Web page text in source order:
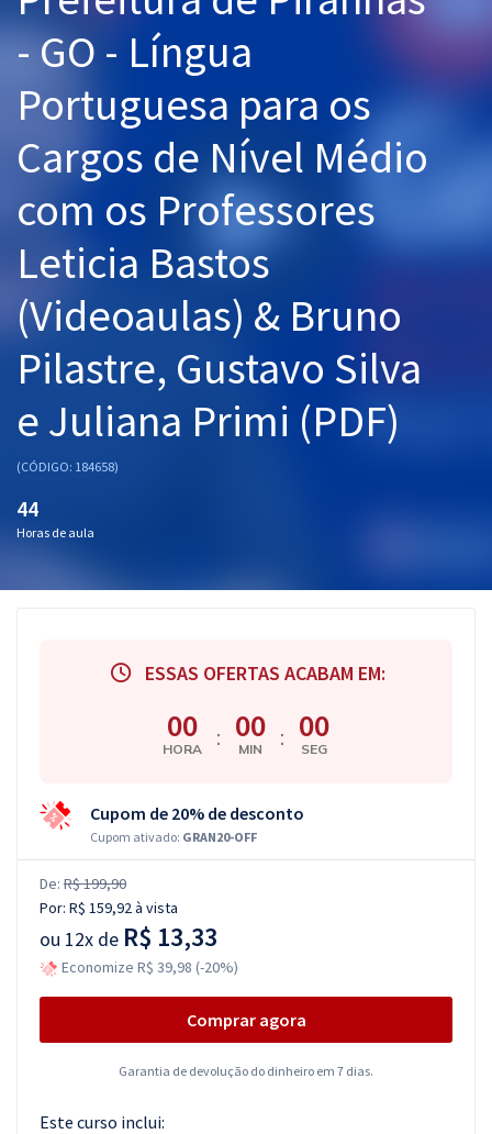
Graduação
OAB
Mentorias
Questões grátis
Conteúdo gratuito
Blog
Aprovados
Atendimento
- GO - Língua
Portuguesa para os
Cargos de Nível Médio
com os Professores
Leticia Bastos
(Videoaulas) & Bruno
Pilastre, Gustavo Silva
e Juliana Primi (PDF)
(CÓDIGO: 184658)
44
Horas de aula
ESSAS OFERTAS ACABAM EM:
00
HORA : 00
MIN : 00
SEG
Cupom de 20% de desconto
Cupom ativado: GRAN20-OFF
De: R$ 199,90
Por: R$ 159,92à vista
ou 12x de R$ 13,33
Economize R$ 39,98 (-20%)
Comprar agora
Garantia de devolução do dinheiro em 7 dias.
Este curso inclui: